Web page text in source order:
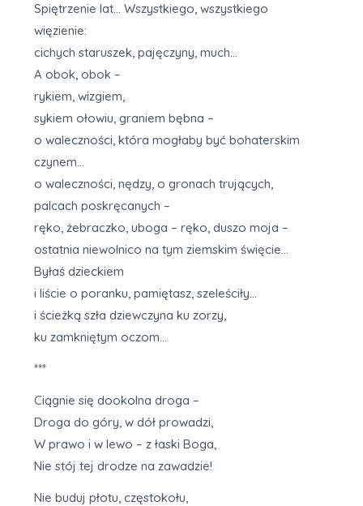
Spiętrzenie lat… Wszystkiego, wszystkiego
więzienie:
cichych staruszek, pajęczyny, much…
A obok, obok –
rykiem, wizgiem,
sykiem ołowiu, graniem bębna –
o waleczności, która mogłaby być bohaterskim
czynem…
o waleczności, nędzy, o gronach trujących,
palcach poskręcanych –
ręko, żebraczko, uboga – ręko, duszo moja –
ostatnia niewolnico na tym ziemskim święcie…
Byłaś dzieckiem
i liście o poranku, pamiętasz, szeleściły…
i ścieżką szła dziewczyna ku zorzy,
ku zamkniętym oczom…
***
Ciągnie się dookolna droga –
Droga do góry, w dół prowadzi,
W prawo i w lewo – z łaski Boga,
Nie stój tej drodze na zawadzie!
Nie buduj płotu, częstokołu,